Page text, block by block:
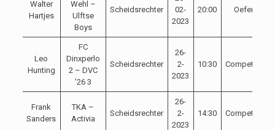
Walter
Hartjes
Wehl –
Ulftse
Boys
Scheidsrechter
02-
2023
20:00 Oefen
Leo
Hunting
FC
Dinxperlo
2 – DVC
’26 3
Scheidsrechter
26-
2-
2023
10:30 Competitie
Frank
Sanders
TKA –
Activia
Scheidsrechter
26-
2-
2023
14:30 Competitie